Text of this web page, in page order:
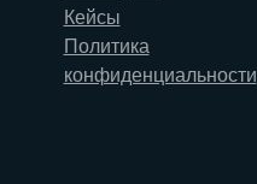
Кейсы
Политика
конфиденциальности